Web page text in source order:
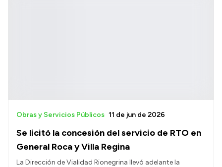
Se licitó la concesión del servicio de RTO en
General Roca y Villa Regina
Obras y Servicios Públicos 11 de jun de 2026
La Dirección de Vialidad Rionegrina llevó adelante la